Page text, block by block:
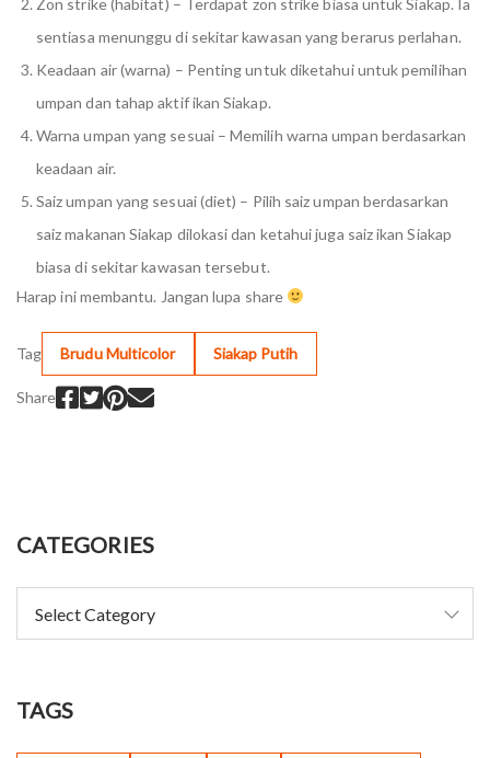
sentiasa menunggu di sekitar kawasan yang berarus perlahan.
Keadaan air (warna) – Penting untuk diketahui untuk pemilihan
umpan dan tahap aktif ikan Siakap.
Warna umpan yang sesuai – Memilih warna umpan berdasarkan
keadaan air.
Saiz umpan yang sesuai (diet) – Pilih saiz umpan berdasarkan
saiz makanan Siakap dilokasi dan ketahui juga saiz ikan Siakap
biasa di sekitar kawasan tersebut.
Harap ini membantu. Jangan lupa share
Tag Brudu Multicolor Siakap Putih
Share
CATEGORIES
TAGS